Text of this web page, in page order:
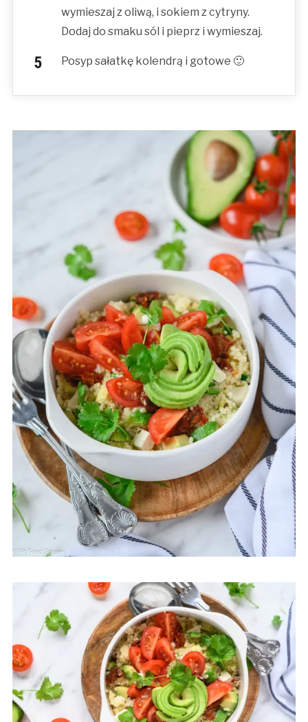
wymieszaj z oliwą, i sokiem z cytryny.
Dodaj do smaku sól i pieprz i wymieszaj.
Posyp sałatkę kolendrą i gotowe 🙂